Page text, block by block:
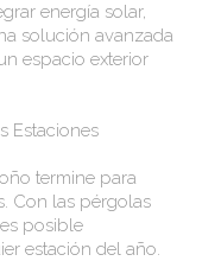
energía solar,
solución avanzada
espacio exterior
Estaciones
termine para
Con las pérgolas
posible
estación del año.